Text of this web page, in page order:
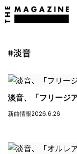
#淡音
淡音、「フリージ
新曲情報2026.6.26